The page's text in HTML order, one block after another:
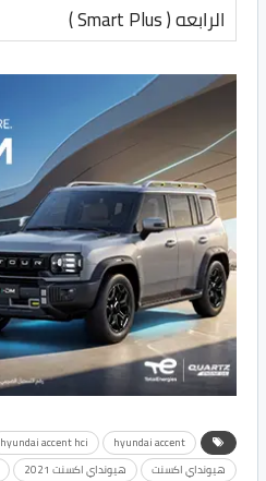
الرابعه ( Smart Plus )
hyundai accent
hyundai accent hci
هيونداي اكسنت
هيونداي اكسنت 2021